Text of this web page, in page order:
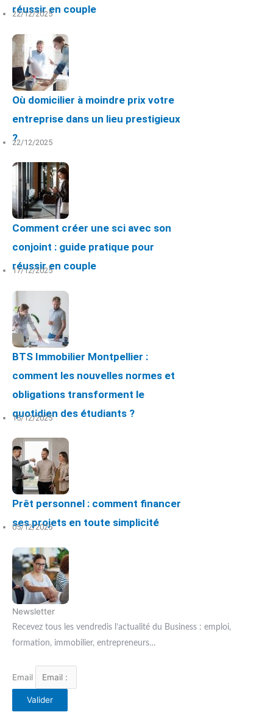
réussir en couple
22/12/2025
Où domicilier à moindre prix votre
entreprise dans un lieu prestigieux
?
22/12/2025
Comment créer une sci avec son
conjoint : guide pratique pour
réussir en couple
17/12/2025
BTS Immobilier Montpellier :
comment les nouvelles normes et
obligations transforment le
quotidien des étudiants ?
15/12/2025
Prêt personnel : comment financer
ses projets en toute simplicité
05/12/2025
Newsletter
Recevez tous les vendredis l’actualité du Business : emploi,
formation, immobilier, entrepreneurs…
Email
Valider